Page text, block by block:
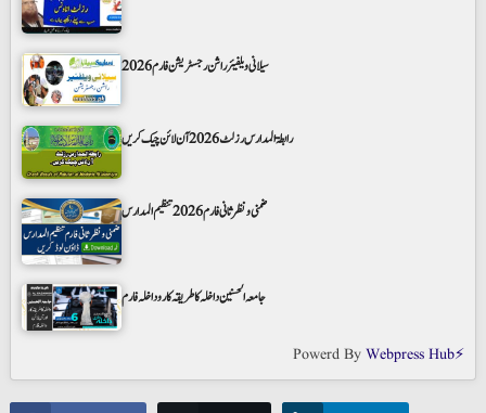
سیلانی ویلفیئر راشن رجسٹریشن فارم 2026
رابطۃ المدارس رزلٹ 2026 آن لائن چیک کریں
ضمنی و نظر ثانی فارم 2026 تنظیم المدارس
جامعہ الحسنین داخلہ کا طریقہ کار و داخلہ فارم
Powerd ByWebpress Hub⚡